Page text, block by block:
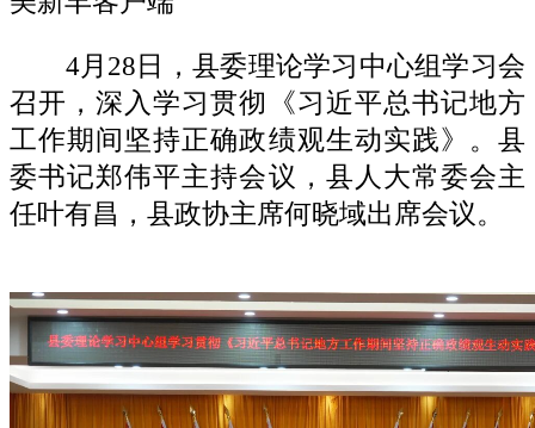
4月28日，县委理论学习中心组学习会
召开，深入学习贯彻
《习近平总书记地方
工作期间坚持正确政绩观生动实践》 。县
委书记郑伟平主持会议，县 人大常委会主
任叶有昌，县政协主席何晓域出席会议。